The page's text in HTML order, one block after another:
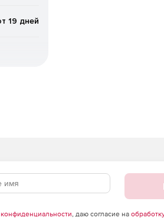
19 дней
, даю согласие на